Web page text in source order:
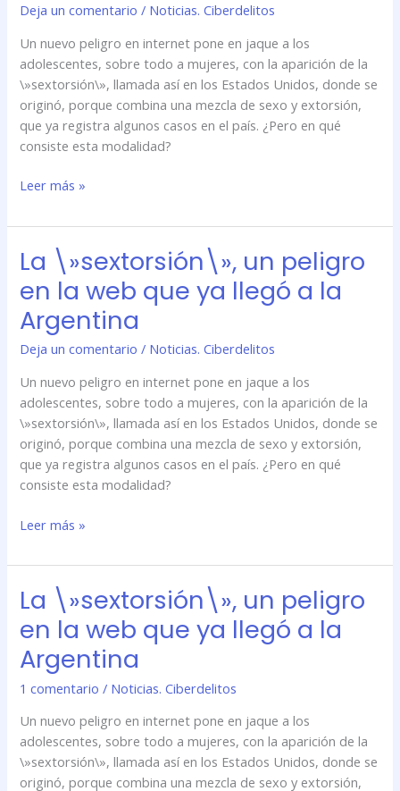
Deja un comentario / Noticias. Ciberdelitos
Un nuevo peligro en internet pone en jaque a los
adolescentes, sobre todo a mujeres, con la aparición de la
\»sextorsión\», llamada así en los Estados Unidos, donde se
originó, porque combina una mezcla de sexo y extorsión,
que ya registra algunos casos en el país. ¿Pero en qué
consiste esta modalidad?
la
web
que
ya
llegó
a
la
Leer más »
La \»sextorsión\», un peligro
en la web que ya llegó a la
Argentina
Deja un comentario / Noticias. Ciberdelitos
Un nuevo peligro en internet pone en jaque a los
adolescentes, sobre todo a mujeres, con la aparición de la
\»sextorsión\», llamada así en los Estados Unidos, donde se
originó, porque combina una mezcla de sexo y extorsión,
que ya registra algunos casos en el país. ¿Pero en qué
consiste esta modalidad?
La
\»sextorsión\»,
un
peligro
la
web
que
ya
llegó
a
la
Leer más »
La \»sextorsión\», un peligro
en la web que ya llegó a la
Argentina
1 comentario / Noticias. Ciberdelitos
Un nuevo peligro en internet pone en jaque a los
adolescentes, sobre todo a mujeres, con la aparición de la
\»sextorsión\», llamada así en los Estados Unidos, donde se
originó, porque combina una mezcla de sexo y extorsión,
La
\»sextorsión\»,
un
peligro
la
web
que
ya
llegó